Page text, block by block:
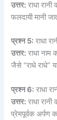
उत्तर: राधा
फलदायी मानी
प्रश्न 5: राधा
उत्तर: राधा
जैसे “राधे राधे”
प्रश्न 6: राधा
उत्तर: राधा रानी
प्रेमपूर्वक अर्पण